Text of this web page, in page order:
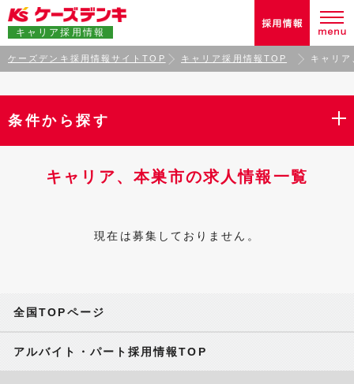
キャリア採用情報
ケーズデンキ採用情報サイトTOP キャリア採用情報TOP キャリ
条件から探す
キャリア、本巣市の求人情報一覧
現在は募集しておりません。
全国TOPページ
アルバイト・パート採用情報TOP